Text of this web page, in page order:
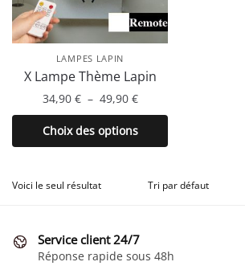
LAMPES LAPIN
X Lampe Thème Lapin
34,90 € – 49,90 €Plage
de
prix :
34,90 €
49,90 €
Choix des options
Ce
produit
plusieurs
options
peuvent
Voici le seul résultat
Service client 24/7
Réponse rapide sous 48h